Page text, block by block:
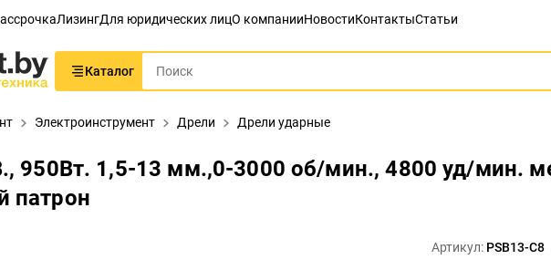
ЛизингДля юридических лицО компанииНовостиКонтактыСтатьи
Каталог
Электроинструмент Дрели Дрели ударные
950Вт. 1,5-13 мм.,0-3000 об/мин., 4800 уд/мин.
патрон
Артикул: PSB13-C8